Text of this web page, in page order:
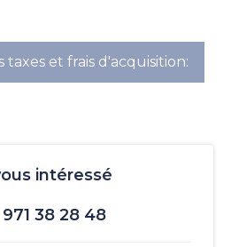
taxes et frais d'acquisition:
intéressé
38 28 48